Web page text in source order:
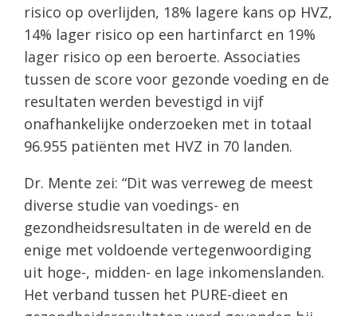
risico op overlijden, 18% lagere kans op HVZ,
14% lager risico op een hartinfarct en 19%
lager risico op een beroerte. Associaties
tussen de score voor gezonde voeding en de
resultaten werden bevestigd in vijf
onafhankelijke onderzoeken met in totaal
96.955 patiënten met HVZ in 70 landen.
Dr. Mente zei: “Dit was verreweg de meest
diverse studie van voedings- en
gezondheidsresultaten in de wereld en de
enige met voldoende vertegenwoordiging
uit hoge-, midden- en lage inkomenslanden.
Het verband tussen het PURE-dieet en